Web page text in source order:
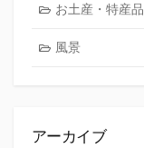
お土産・特産品
風景
アーカイブ